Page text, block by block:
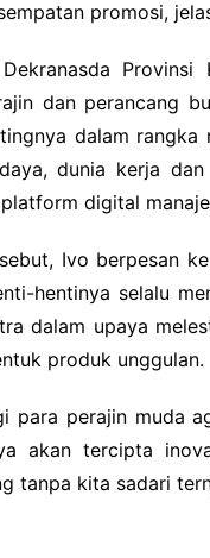
promosi,
Provinsi
dan perancang
dalam rangka
dunia kerja
digital
Ivo berpesan
hentinya selalu
dalam upaya
produk unggulan.
para perajin muda
akan tercipta
tanpa kita sadari